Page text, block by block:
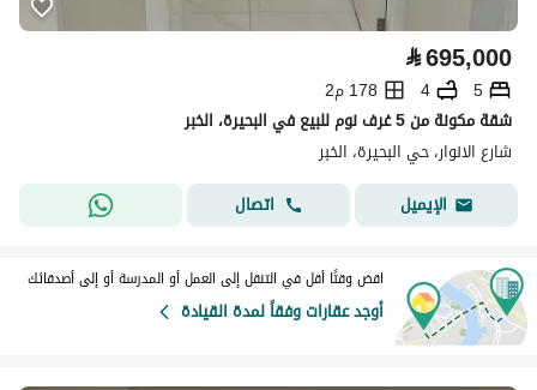
⃁695,000
5
4
178 م2
شقة مكونة من 5 غرف نوم للبيع في البحيرة، الخبر
شارع الانوار، حي البحيرة، الخبر
الإيميل
اتصال
اقض وقتًا أقل في التنقل إلى العمل أو المدرسة أو إلى أصدقائك
أوجد عقارات وفقاً لمدة القيادة